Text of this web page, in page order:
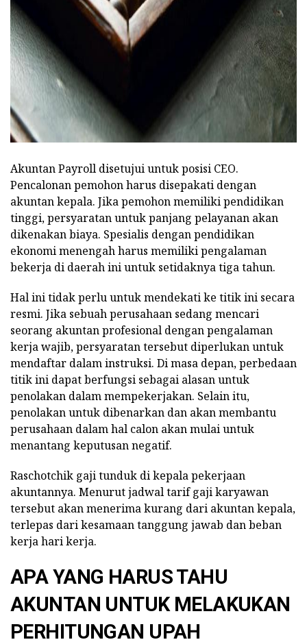
ad
Akuntan Payroll disetujui untuk posisi CEO.
Pencalonan pemohon harus disepakati dengan
akuntan kepala. Jika pemohon memiliki pendidikan
tinggi, persyaratan untuk panjang pelayanan akan
dikenakan biaya. Spesialis dengan pendidikan
ekonomi menengah harus memiliki pengalaman
bekerja di daerah ini untuk setidaknya tiga tahun.
Hal ini tidak perlu untuk mendekati ke titik ini secara
resmi. Jika sebuah perusahaan sedang mencari
seorang akuntan profesional dengan pengalaman
kerja wajib, persyaratan tersebut diperlukan untuk
mendaftar dalam instruksi. Di masa depan, perbedaan
titik ini dapat berfungsi sebagai alasan untuk
penolakan dalam mempekerjakan. Selain itu,
penolakan untuk dibenarkan dan akan membantu
perusahaan dalam hal calon akan mulai untuk
menantang keputusan negatif.
Raschotchik gaji tunduk di kepala pekerjaan
akuntannya. Menurut jadwal tarif gaji karyawan
tersebut akan menerima kurang dari akuntan kepala,
terlepas dari kesamaan tanggung jawab dan beban
kerja hari kerja.
APA YANG HARUS TAHU
AKUNTAN UNTUK MELAKUKAN
PERHITUNGAN UPAH